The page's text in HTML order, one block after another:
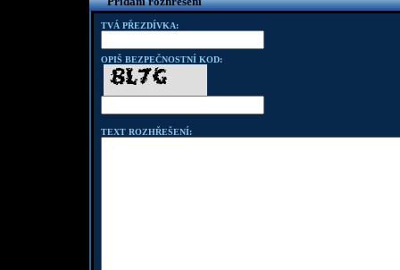
TVÁ PŘEZDÍVKA:
OPIŠ BEZPEČNOSTNÍ KOD:
TEXT ROZHŘEŠENÍ: